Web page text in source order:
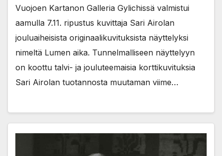
Vuojoen Kartanon Galleria Gylichissä valmistui
aamulla 7.11. ripustus kuvittaja Sari Airolan
jouluaiheisista originaalikuvituksista näyttelyksi
nimeltä Lumen aika. Tunnelmalliseen näyttelyyn
on koottu talvi- ja jouluteemaisia korttikuvituksia
Sari Airolan tuotannosta muutaman viime…